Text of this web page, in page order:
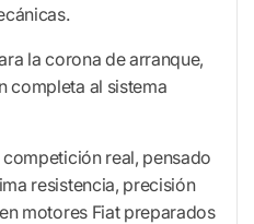
la corona de arranque,
completa al sistema
real, pensado
resistencia, precisión
motores Fiat preparados